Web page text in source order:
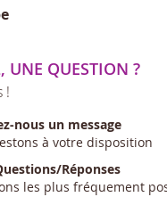
UNE QUESTION ?
!
nous un message
à votre disposition
Réponses
les plus fréquement